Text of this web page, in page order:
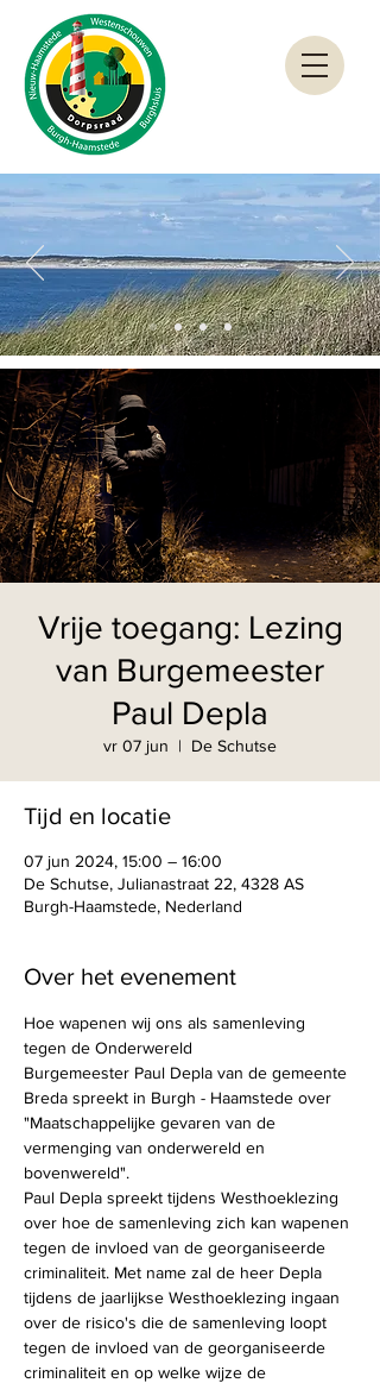
Vrije toegang: Lezing
van Burgemeester
Paul Depla
vr 07 jun
  |
De Schutse
Tijd en locatie
07 jun 2024, 15:00 – 16:00
De Schutse, Julianastraat 22, 4328 AS
Burgh-Haamstede, Nederland
Over het evenement
Hoe wapenen wij ons als samenleving
tegen de Onderwereld
Burgemeester Paul Depla van de gemeente
Breda spreekt in Burgh - Haamstede over
"Maatschappelijke gevaren van de
vermenging van onderwereld en
bovenwereld".
Paul Depla spreekt tijdens Westhoeklezing
over hoe de samenleving zich kan wapenen
tegen de invloed van de georganiseerde
criminaliteit. Met name zal de heer Depla
tijdens de jaarlijkse Westhoeklezing ingaan
over de risico's die de samenleving loopt
tegen de invloed van de georganiseerde
criminaliteit en op welke wijze de